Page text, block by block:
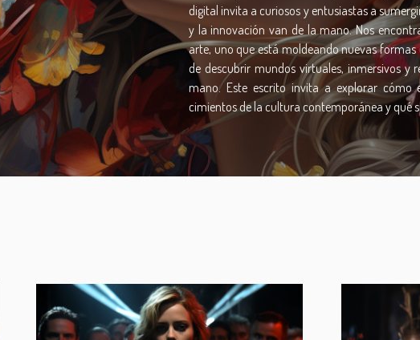
digital invita a curiosos y entusiastas a
y la innovación van de la mano. Nos
arte, uno que está moldeando nuevas
de descubrir mundos virtuales, inmersivos y
mano. Este escrito invita a explorar cómo
cimientos de la cultura contemporánea y qué